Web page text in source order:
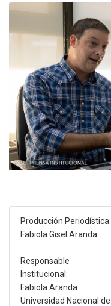
Producción Periodística:
Fabiola Gisel Aranda
Responsable
Institucional:
Fabiola Aranda
Universidad Nacional de